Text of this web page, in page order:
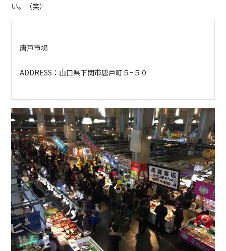
い。（笑）
唐戸市場
ADDRESS： 山口県下関市唐戸町５−５０